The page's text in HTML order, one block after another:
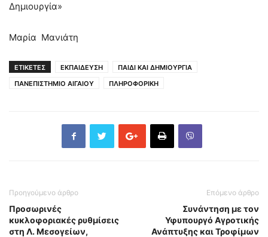
Δημιουργία»
Μαρία Μανιάτη
ΕΤΙΚΕΤΕΣ ΕΚΠΑΙΔΕΥΣΗ
ΠΑΙΔΙ ΚΑΙ ΔΗΜΙΟΥΡΓΙΑ
ΠΑΝΕΠΙΣΤΗΜΙΟ ΑΙΓΑΙΟΥ
ΠΛΗΡΟΦΟΡΙΚΗ
Προηγούμενο άρθρο
Προσωρινές
κυκλοφοριακές ρυθμίσεις
στη Λ. Μεσογείων,
Επόμενο άρθρο
Συνάντηση με τον
Υφυπουργό Αγροτικής
Ανάπτυξης και Τροφίμων